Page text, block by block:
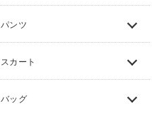
パンツ
スカート
バッグ